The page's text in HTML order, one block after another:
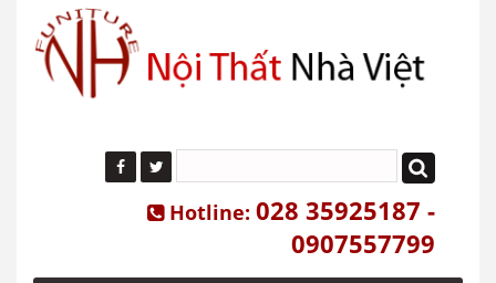
Hotline: 028 35925187 -
0907557799